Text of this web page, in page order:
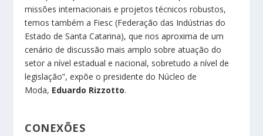
missões internacionais e projetos técnicos robustos,
temos também a Fiesc (Federação das Indústrias do
Estado de Santa Catarina), que nos aproxima de um
cenário de discussão mais amplo sobre atuação do
setor a nível estadual e nacional, sobretudo a nível de
legislação”, expõe o presidente do Núcleo de
Moda, Eduardo Rizzotto.
CONEXÕES